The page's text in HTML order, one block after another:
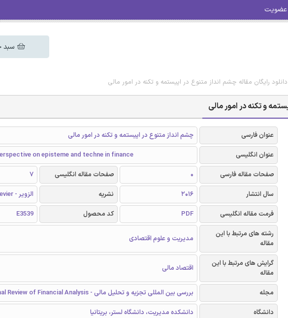
عضویت
سبد
دانلود رایگان مقاله چشم انداز متنوع در اپیستمه و تکنه در امور مالی
و تکنه در امور مالی
عنوان فارسی
چشم انداز متنوع در اپیستمه و تکنه در امور مالی
عنوان انگلیسی
on episteme and techne in finance
صفحات مقاله فارسی
0 صفحات مقاله انگلیسی
7
سال انتشار
2016 نشریه
الزویر - Elsevier
فرمت مقاله انگلیسی
PDF کد محصول
E3539
رشته های مرتبط با این
مقاله
مدیریت و علوم اقتصادی
گرایش های مرتبط با این
مقاله
اقتصاد مالی
مجله
بررسی بین المللی تجزیه و تحلیل مالی - International Review of Financial Analysis
دانشگاه
دانشکده مدیریت، دانشگاه لستر، بریتانیا